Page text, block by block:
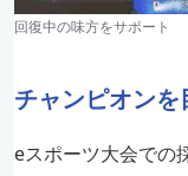
回復中の味方をサポート
チャンピオンを
eスポーツ大会での